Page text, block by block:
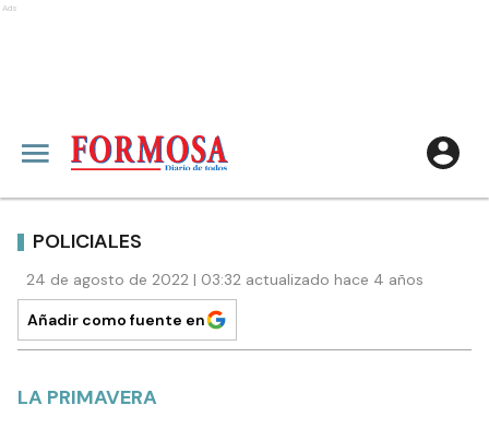
Ads
POLICIALES
24 de agosto de 2022 | 03:32 actualizado hace 4 años
Añadir como fuente en
LA PRIMAVERA